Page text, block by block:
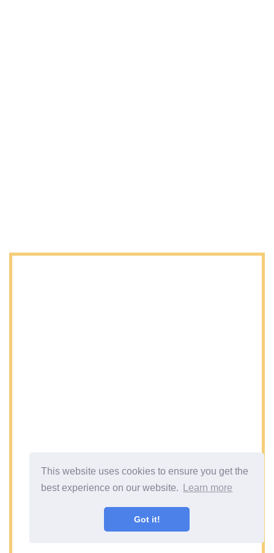
This website uses cookies to ensure you get the
best experience on our website.
Learn more
Got it!